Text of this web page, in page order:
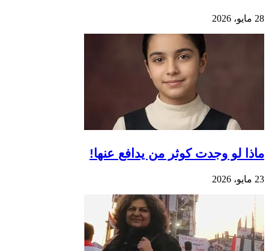
28 مايو، 2026
ماذا لو وجدت كوثر من يدافع عنها!
23 مايو، 2026